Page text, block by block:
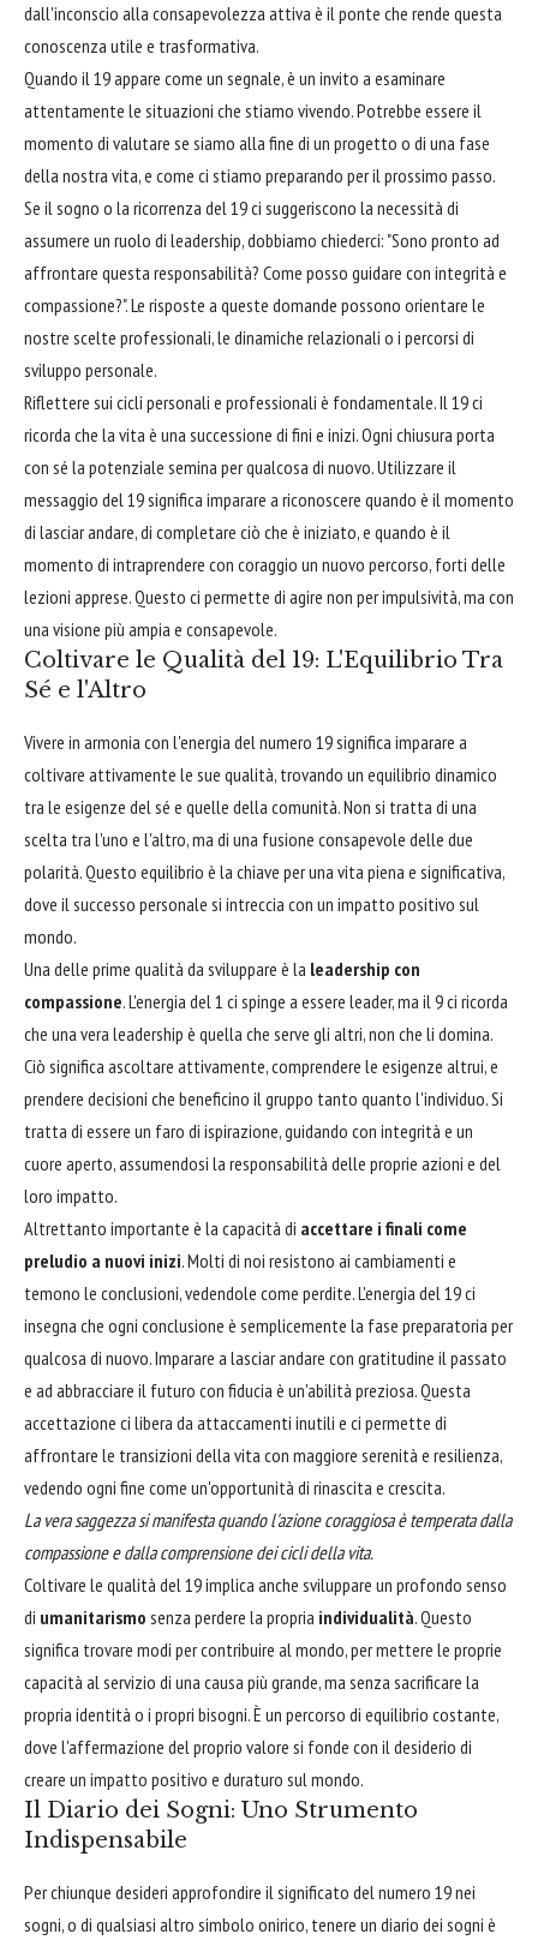
dall'inconscio alla consapevolezza attiva è il ponte che rende questa
conoscenza utile e trasformativa.
Quando il 19 appare come un segnale, è un invito a esaminare
attentamente le situazioni che stiamo vivendo. Potrebbe essere il
momento di valutare se siamo alla fine di un progetto o di una fase
della nostra vita, e come ci stiamo preparando per il prossimo passo.
Se il sogno o la ricorrenza del 19 ci suggeriscono la necessità di
assumere un ruolo di leadership, dobbiamo chiederci: "Sono pronto ad
affrontare questa responsabilità? Come posso guidare con integrità e
compassione?". Le risposte a queste domande possono orientare le
nostre scelte professionali, le dinamiche relazionali o i percorsi di
sviluppo personale.
Riflettere sui cicli personali e professionali è fondamentale. Il 19 ci
ricorda che la vita è una successione di fini e inizi. Ogni chiusura porta
con sé la potenziale semina per qualcosa di nuovo. Utilizzare il
messaggio del 19 significa imparare a riconoscere quando è il momento
di lasciar andare, di completare ciò che è iniziato, e quando è il
momento di intraprendere con coraggio un nuovo percorso, forti delle
lezioni apprese. Questo ci permette di agire non per impulsività, ma con
una visione più ampia e consapevole.
Coltivare le Qualità del 19: L'Equilibrio Tra
Sé e l'Altro
Vivere in armonia con l'energia del numero 19 significa imparare a
coltivare attivamente le sue qualità, trovando un equilibrio dinamico
tra le esigenze del sé e quelle della comunità. Non si tratta di una
scelta tra l'uno e l'altro, ma di una fusione consapevole delle due
polarità. Questo equilibrio è la chiave per una vita piena e significativa,
dove il successo personale si intreccia con un impatto positivo sul
mondo.
Una delle prime qualità da sviluppare è la leadership con
compassione. L'energia del 1 ci spinge a essere leader, ma il 9 ci ricorda
che una vera leadership è quella che serve gli altri, non che li domina.
Ciò significa ascoltare attivamente, comprendere le esigenze altrui, e
prendere decisioni che beneficino il gruppo tanto quanto l'individuo. Si
tratta di essere un faro di ispirazione, guidando con integrità e un
cuore aperto, assumendosi la responsabilità delle proprie azioni e del
loro impatto.
Altrettanto importante è la capacità di accettare i finali come
preludio a nuovi inizi. Molti di noi resistono ai cambiamenti e
temono le conclusioni, vedendole come perdite. L'energia del 19 ci
insegna che ogni conclusione è semplicemente la fase preparatoria per
qualcosa di nuovo. Imparare a lasciar andare con gratitudine il passato
e ad abbracciare il futuro con fiducia è un'abilità preziosa. Questa
accettazione ci libera da attaccamenti inutili e ci permette di
affrontare le transizioni della vita con maggiore serenità e resilienza,
vedendo ogni fine come un'opportunità di rinascita e crescita.
La vera saggezza si manifesta quando l'azione coraggiosa è temperata dalla
compassione e dalla comprensione dei cicli della vita.
Coltivare le qualità del 19 implica anche sviluppare un profondo senso
di umanitarismo senza perdere la propria individualità. Questo
significa trovare modi per contribuire al mondo, per mettere le proprie
capacità al servizio di una causa più grande, ma senza sacrificare la
propria identità o i propri bisogni. È un percorso di equilibrio costante,
dove l'affermazione del proprio valore si fonde con il desiderio di
creare un impatto positivo e duraturo sul mondo.
Il Diario dei Sogni: Uno Strumento
Indispensabile
Per chiunque desideri approfondire il significato del numero 19 nei
sogni, o di qualsiasi altro simbolo onirico, tenere un diario dei sogni è